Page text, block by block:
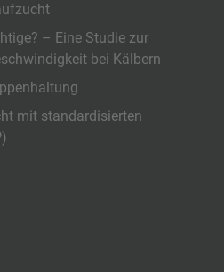
– Eine Studie zur
bei Kälbern
mit standardisierten